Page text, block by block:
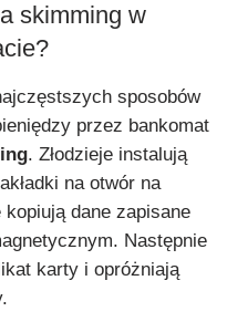
skimming w
sposobów
przez bankomat
. Złodzieje instalują
na otwór na
kopiują dane zapisane
Następnie
karty i opróżniają